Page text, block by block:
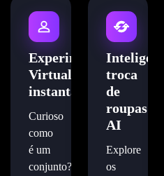
Experimentação
Virtual
instantânea
Curioso
como
é um
conjunto?
Inteligente
troca
de
roupas
AI
Explore
os